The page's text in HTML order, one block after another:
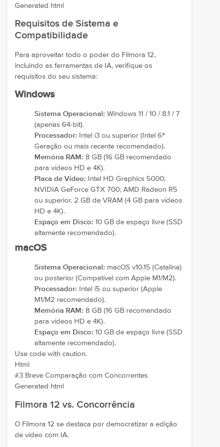
Generated html
Requisitos de Sistema e
Compatibilidade
Para aproveitar todo o poder do Filmora 12,
incluindo as ferramentas de IA, verifique os
requisitos do seu sistema:
Windows
Sistema Operacional: Windows 11 / 10 / 8.1 / 7
(apenas 64-bit).
Processador: Intel i3 ou superior (Intel 6ª
Geração ou mais recente recomendado).
Memória RAM: 8 GB (16 GB recomendado
para vídeos HD e 4K).
Placa de Vídeo: Intel HD Graphics 5000;
NVIDIA GeForce GTX 700; AMD Radeon R5
ou superior. 2 GB de VRAM (4 GB para vídeos
HD e 4K).
Espaço em Disco: 10 GB de espaço livre (SSD
altamente recomendado).
macOS
Sistema Operacional: macOS v10.15 (Catalina)
ou posterior (Compatível com Apple M1/M2).
Processador: Intel i5 ou superior (Apple
M1/M2 recomendado).
Memória RAM: 8 GB (16 GB recomendado
para vídeos HD e 4K).
Espaço em Disco: 10 GB de espaço livre (SSD
altamente recomendado).
Use code with caution.
Html
#3 Breve Comparação com Concorrentes
Generated html
Filmora 12 vs. Concorrência
O Filmora 12 se destaca por democratizar a edição
de vídeo com IA.